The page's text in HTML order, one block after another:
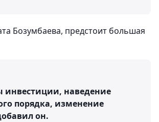
Бозумбаева, предстоит большая
инвестиции, наведение
порядка, изменение
он.